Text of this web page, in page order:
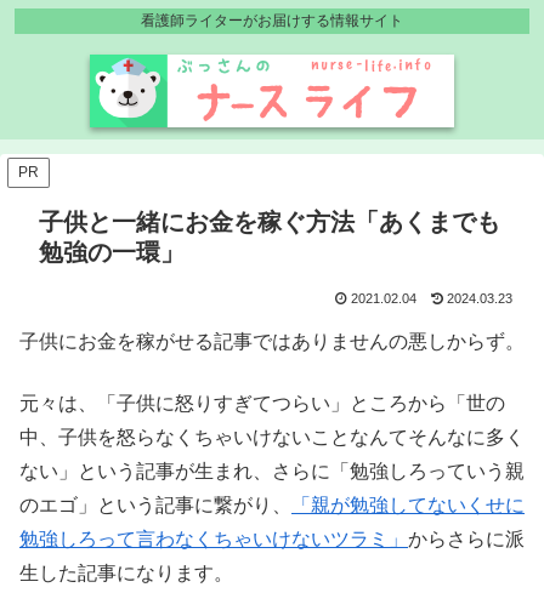
看護師ライターがお届けする情報サイト
PR
子供と一緒にお金を稼ぐ方法「あくまでも
勉強の一環」
2021.02.04 2024.03.23
子供にお金を稼がせる記事ではありませんの悪しからず。
元々は、「子供に怒りすぎてつらい」ところから「世の
中、子供を怒らなくちゃいけないことなんてそんなに多く
ない」という記事が生まれ、さらに「勉強しろっていう親
のエゴ」という記事に繋がり、
「親が勉強してないくせに
勉強しろって言わなくちゃいけないツラミ」 からさらに派
生した記事になります。